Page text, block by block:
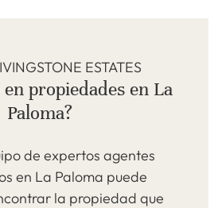
ESTATES
propiedades en La
Paloma?
de expertos agentes
en La Paloma puede
la propiedad que